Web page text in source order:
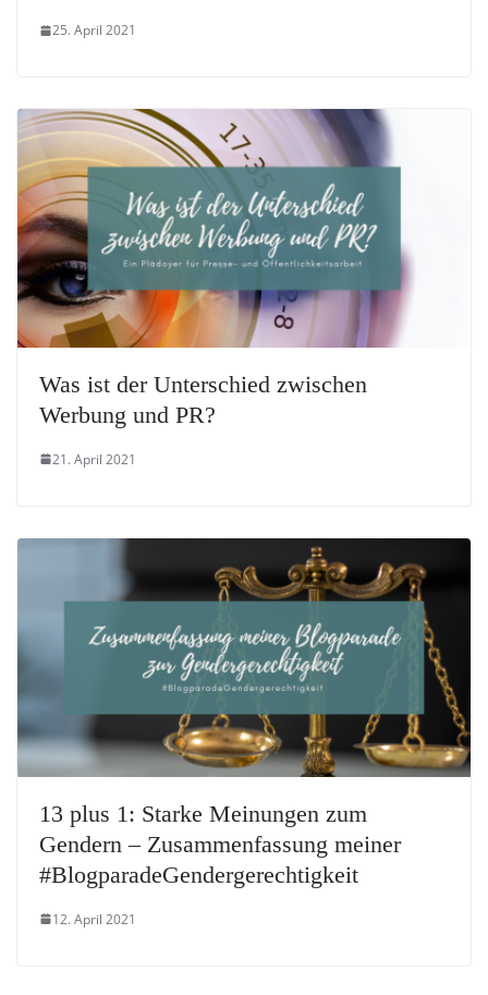
25. April 2021
Was ist der Unterschied zwischen
Werbung und PR?
21. April 2021
13 plus 1: Starke Meinungen zum
Gendern – Zusammenfassung meiner
#BlogparadeGendergerechtigkeit
12. April 2021